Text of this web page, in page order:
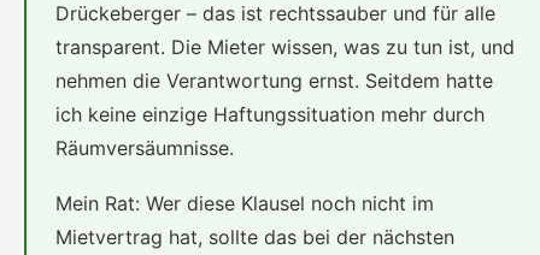
Drückeberger – das ist rechtssauber und für alle
transparent. Die Mieter wissen, was zu tun ist, und
nehmen die Verantwortung ernst. Seitdem hatte
ich keine einzige Haftungssituation mehr durch
Räumversäumnisse.
Mein Rat: Wer diese Klausel noch nicht im
Mietvertrag hat, sollte das bei der nächsten